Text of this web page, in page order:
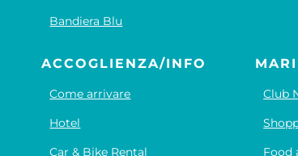
Bandiera Blu
ACCOGLIENZA/INFO
Come arrivare
Hotel
Car & Bike Rental
Club
Food